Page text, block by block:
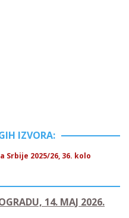
IZVORA:
Srbije 2025/26, 36. kolo
14. MAJ 2026.